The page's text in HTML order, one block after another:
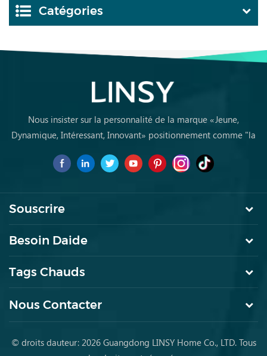
Catégories
Nous insister sur la personnalité de la marque «Jeune,
Dynamique, Intéressant, Innovant» positionnement comme "la
pour la première fois
Souscrire
Besoin Daide
Tags Chauds
Nous Contacter
© droits dauteur: 2026 Guangdong LINSY Home Co., LTD. Tous